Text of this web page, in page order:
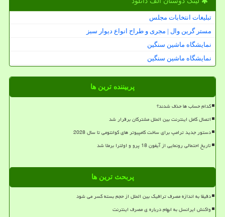
تبلیغات انتخابات مجلس
مستر گرین وال | مجری و طراح انواع دیوار سبز
نمایشگاه ماشین سنگین
نمایشگاه ماشین سنگین
پربیننده ترین ها
کدام حساب ها حذف شدند؟
اتصال کامل اینترنت بین الملل مشترکان برقرار شد
دستور جدید ترامپ برای ساخت کامپیوتر های کوانتومی تا سال 2028
تاریخ احتمالی رونمایی از آیفون 18 پرو و اولترا برملا شد
پربحث ترین ها
دقیقا به اندازه مصرف ترافیک بین الملل از حجم بسته کسر می شود
واکنش ایرانسل به ابهام درباره ی مصرف اینترنت